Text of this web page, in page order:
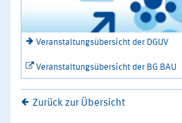
Veranstaltungsübersicht der DGUV
Veranstaltungsübersicht der BG BAU
Zurück zur Übersicht